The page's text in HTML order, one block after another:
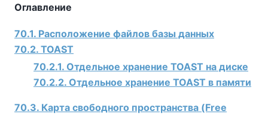
Оглавление
70.1. Расположение файлов базы данных
70.2. TOAST
70.2.1. Отдельное хранение TOAST на диске
70.2.2. Отдельное хранение TOAST в памяти
70.3. Карта свободного пространства (Free